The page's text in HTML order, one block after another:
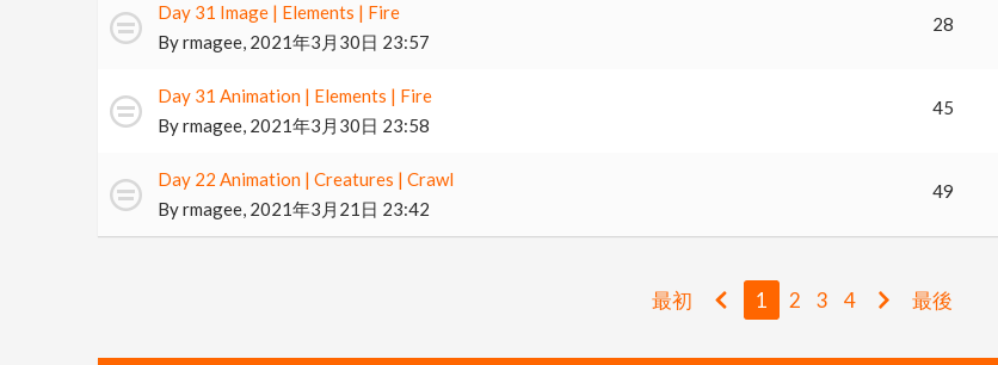
Day 31 Image | Elements | Fire
Byrmagee, 2021年3月30日 23:57
28
Day 31 Animation | Elements | Fire
Byrmagee, 2021年3月30日 23:58
45
Day 22 Animation | Creatures | Crawl
Byrmagee, 2021年3月21日 23:42
49
最初 1 2 3 4 最後